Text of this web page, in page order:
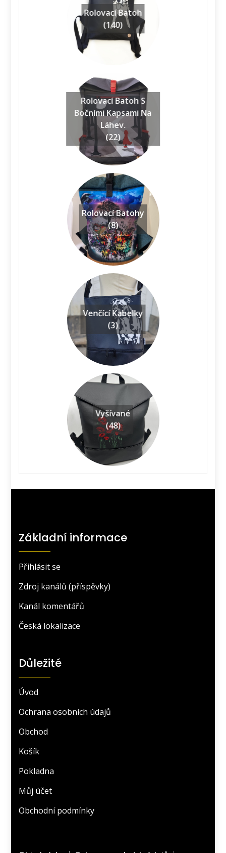
Rolovací Batoh
(140)
Rolovací Batoh S
Bočními Kapsami Na
Láhev.
(22)
Rolovací Batohy
(8)
Venčící Kabelky
(3)
Vyšívané
(48)
Základní informace
Přihlásit se
Zdroj kanálů (příspěvky)
Kanál komentářů
Česká lokalizace
Důležité
Úvod
Ochrana osobních údajů
Obchod
Košík
Pokladna
Můj účet
Obchodní podmínky